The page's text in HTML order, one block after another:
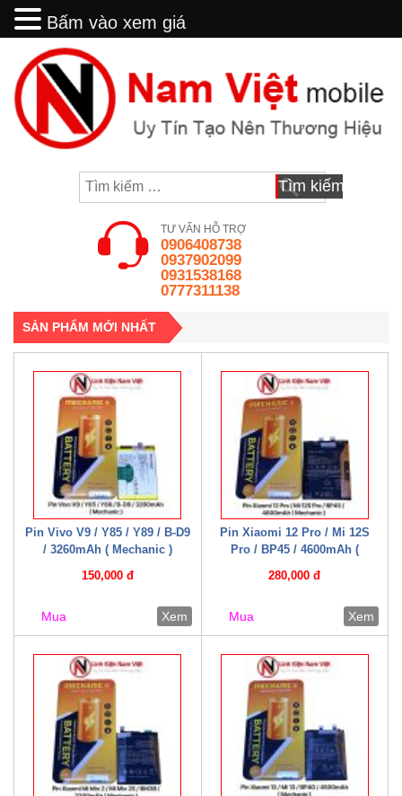
content
TƯ VẤN HỖ TRỢ
0906408738
0937902099
0931538168
0777311138
SẢN PHẨM MỚI NHẤT
Pin Vivo V9 / Y85 / Y89 / B-D9
/ 3260mAh ( Mechanic )
150,000 đ
Mua Xem
Pin Xiaomi 12 Pro / Mi 12S
Pro / BP45 / 4600mAh (
280,000 đ
Mua Xem
Bấm vào xem giá
Bấm vào xem giá